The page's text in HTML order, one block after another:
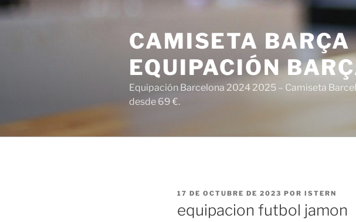
Saltar
al
CAMISETA
EQUIPACIÓN
Equipación Barcelona 2024 2025 – Camiseta
desde 69 €.
PUBLICADO
17 DE OCTUBRE DE 2023 POR ISTERN
equipacion futbol jamon